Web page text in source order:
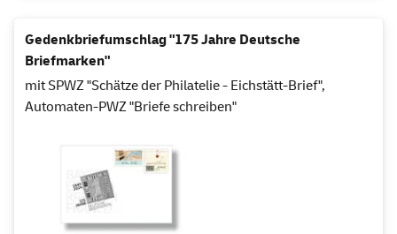
Gedenkbriefumschlag "175 Jahre Deutsche
Briefmarken"
mit SPWZ "Schätze der Philatelie - Eichstätt-Brief",
Automaten-PWZ "Briefe schreiben"